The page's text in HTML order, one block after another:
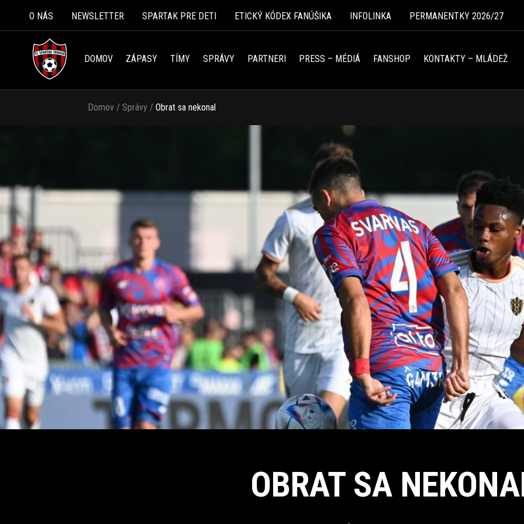
O NÁS NEWSLETTER SPARTAK PRE DETI ETICKÝ KÓDEX FANÚŠIKA INFOLINKA PERMANENTKY 2026/27
DOMOV ZÁPASY TÍMY SPRÁVY PARTNERI PRESS – MÉDIÁ FANSHOP KONTAKTY – MLÁDEŽ
Domov / Správy / Obrat sa nekonal
OBRAT SA